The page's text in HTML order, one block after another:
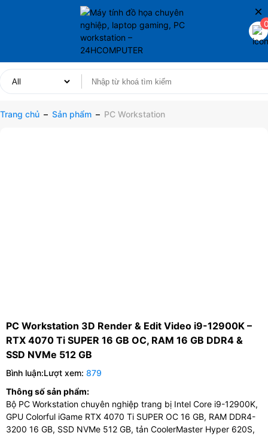
Trang chủ – Sản phẩm – PC Workstation
PC Workstation 3D Render & Edit Video i9-12900K –
RTX 4070 Ti SUPER 16 GB OC, RAM 16 GB DDR4 &
SSD NVMe 512 GB
Bình luận:Lượt xem: 879
Thông số sản phẩm:
Bộ PC Workstation chuyên nghiệp trang bị Intel Core i9-12900K,
GPU Colorful iGame RTX 4070 Ti SUPER OC 16 GB, RAM DDR4-
3200 16 GB, SSD NVMe 512 GB, tản CoolerMaster Hyper 620S,
×